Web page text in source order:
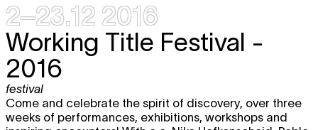
vr
31.03
Ant Hampton / The Other People
SOMEONE ELSE
12:00 - 20:00
performance autoteatro
Robbert&Frank
DESERVE GRAND HUMAN
PROJECTS THAT GIVE US
2–23.12 2016
Working Title Festival -
2016
festival
Come and celebrate the spirit of discovery, over three
weeks of performances, exhibitions, workshops and